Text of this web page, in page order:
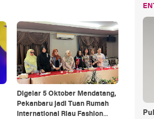
Digelar 5 Oktober Mendatang,
Pekanbaru jadi Tuan Rumah
International Riau Fashion